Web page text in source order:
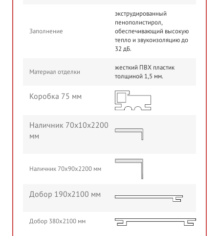
Заполнение
экструдированный
пенополистирол,
обеспечивающий высокую
тепло и звукоизоляцию до
32 дБ.
Материал отделки
жесткий ПВХ пластик
толщиной 1,5 мм.
Коробка 75 мм
Наличник 70х10х2200
мм
Наличник 70х90х2200 мм
Добор 190х2100 мм
Добор 380х2100 мм